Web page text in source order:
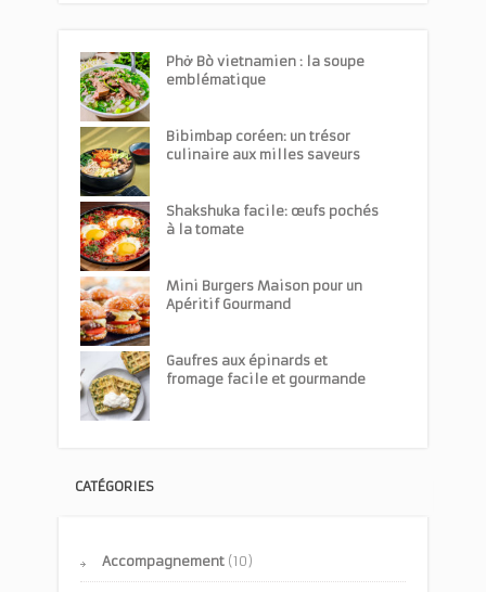
Phở Bò vietnamien : la soupe
emblématique
Bibimbap coréen: un trésor
culinaire aux milles saveurs
Shakshuka facile: œufs pochés
à la tomate
Mini Burgers Maison pour un
Apéritif Gourmand
Gaufres aux épinards et
fromage facile et gourmande
CATÉGORIES
Accompagnement (10)